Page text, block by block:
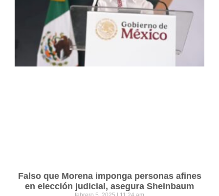
Falso que Morena imponga personas afines
en elección judicial, asegura Sheinbaum